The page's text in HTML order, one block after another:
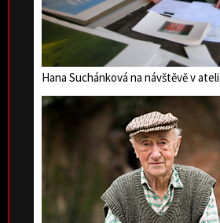
Hana Suchánková na návštěvě v